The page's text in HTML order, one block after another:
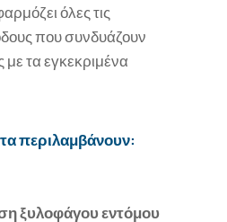
όλες τις
που συνδυάζουν
με τα εγκεκριμένα
περιλαμβάνουν:
ξυλοφάγου εντόμου